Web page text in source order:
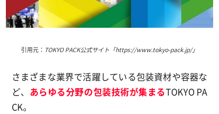
引用元： TOKYO PACK公式サイト「https://www.tokyo-pack.jp/」
さまざまな業界で活躍している包装資材や容器な
ど、 あらゆる分野の包装技術が集まるTOKYO PA
CK。